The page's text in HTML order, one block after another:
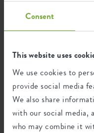
Consent
This website uses
We use cookies to
provide social media
We also share
with our social media,
who may combine it
Certifications